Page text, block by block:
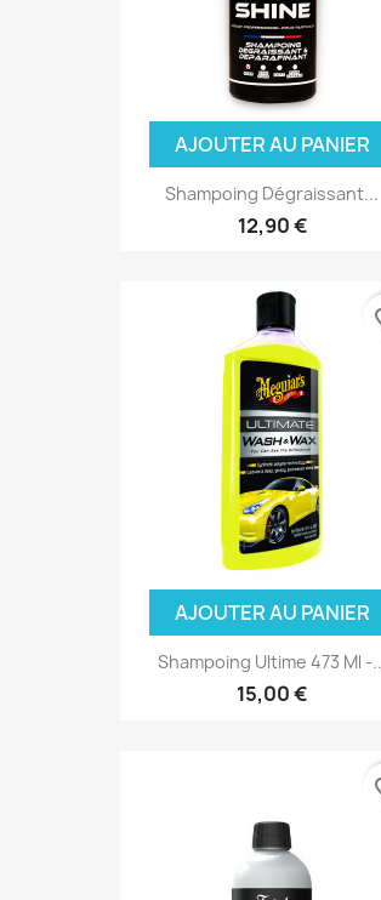
AJOUTER AU PANIER
Shampoing Dégraissant...
12,90 €
AJOUTER AU PANIER
Shampoing Ultime 473 Ml -
15,00 €